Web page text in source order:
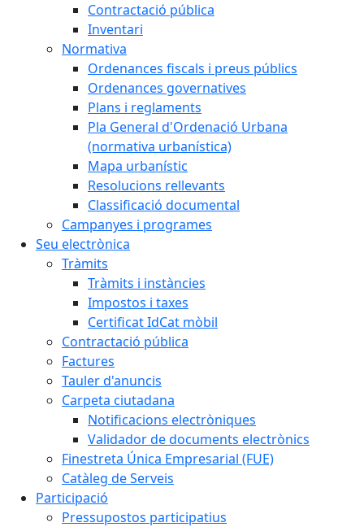
Contractació pública
Inventari
Normativa
Ordenances fiscals i preus públics
Ordenances governatives
Plans i reglaments
Pla General d'Ordenació Urbana
(normativa urbanística)
Mapa urbanístic
Resolucions rellevants
Classificació documental
Campanyes i programes
Seu electrònica
Tràmits
Tràmits i instàncies
Impostos i taxes
Certificat IdCat mòbil
Contractació pública
Factures
Tauler d'anuncis
Carpeta ciutadana
Notificacions electròniques
Validador de documents electrònics
Finestreta Única Empresarial (FUE)
Catàleg de Serveis
Participació
Pressupostos participatius